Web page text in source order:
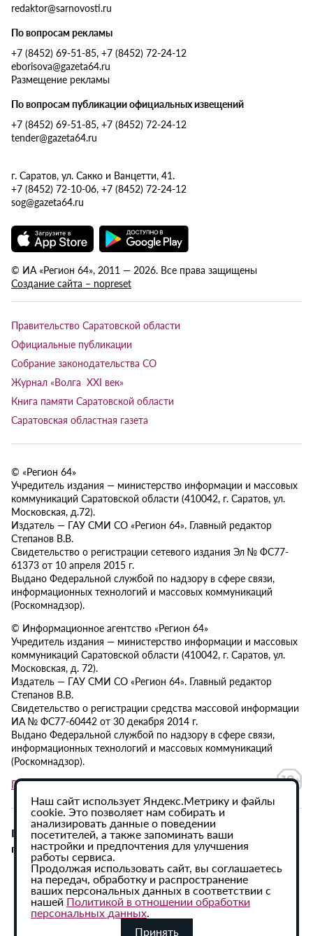
redaktor@sarnovosti.ru
По вопросам рекламы
+7 (8452) 69-51-85, +7 (8452) 72-24-12
eborisova@gazeta64.ru
Размещение рекламы
По вопросам публикации официальных извещений
+7 (8452) 69-51-85, +7 (8452) 72-24-12
tender@gazeta64.ru
г. Саратов, ул. Сакко и Ванцетти, 41.
+7 (8452) 72-10-06, +7 (8452) 72-24-12
sog@gazeta64.ru
© ИА «Регион 64», 2011 — 2026. Все права защищены
Создание сайта – nopreset
Правительство Саратовской области
Официальные публикации
Собрание законодательства СО
Журнал «Волга XXI век»
Книга памяти Саратовской области
Саратовская областная газета
© «Регион 64»
Учредитель издания — министерство информации и массовых
коммуникаций Саратовской области (410042, г. Саратов, ул.
Московская, д.72).
Издатель — ГАУ СМИ СО «Регион 64». Главный редактор
Степанов В.В.
Свидетельство о регистрации сетевого издания Эл № ФС77-
61373 от 10 апреля 2015 г.
Выдано Федеральной службой по надзору в сфере связи,
информационных технологий и массовых коммуникаций
(Роскомнадзор).
© Информационное агентство «Регион 64»
Учредитель издания — министерство информации и массовых
коммуникаций Саратовской области (410042, г. Саратов, ул.
Московская, д. 72).
Издатель — ГАУ СМИ СО «Регион 64». Главный редактор
Степанов В.В.
Свидетельство о регистрации средства массовой информации
ИА № ФС77-60442 от 30 декабря 2014 г.
Выдано Федеральной службой по надзору в сфере связи,
информационных технологий и массовых коммуникаций
(Роскомнадзор).
Политика в отношении обработки персональных данных
При использовании материалов сайта активная
гиперссылка на ИА «Регион 64» обязательна.
Наш сайт использует Яндекс.Метрику и файлы
cookie. Это позволяет нам собирать и
анализировать данные о поведении
посетителей, а также запоминать ваши
настройки и предпочтения для улучшения
работы сервиса.
Продолжая использовать сайт, вы соглашаетесь
на передач, обработку и распространение
ваших персональных данных в соответствии с
нашей Политикой в отношении обработки
персональных данных.
Принять